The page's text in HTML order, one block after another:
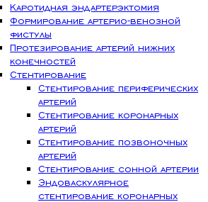
Каротидная эндартерэктомия
Формирование артерио-венозной
фистулы
Протезирование артерий нижних
конечностей
Стентирование
Стентирование периферических
артерий
Стентирование коронарных
артерий
Стентирование позвоночных
артерий
Стентирование сонной артерии
Эндоваскулярное
стентирование коронарных